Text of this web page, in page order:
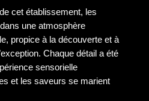
cet établissement, les
une atmosphère
propice à la découverte et à
Chaque détail a été
sensorielle
et les saveurs se marient